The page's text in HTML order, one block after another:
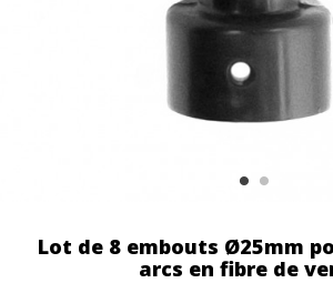
Lot de 8 embouts Ø25mm
arcs en fibre de